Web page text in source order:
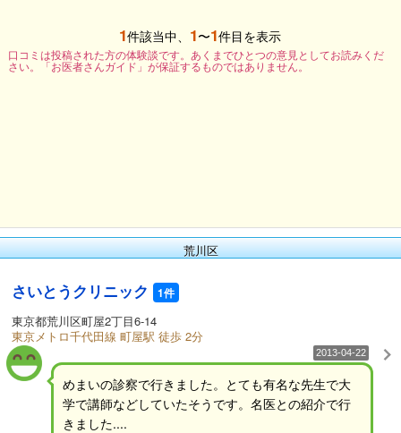
1件該当中、 1〜1件目を表示
口コミは投稿された方の体験談です。あくまでひとつの意見としてお読みくだ
さい。「お医者さんガイド」が保証するものではありません。
荒川区
さいとうクリニック 1件
東京都荒川区町屋2丁目6-14
東京メトロ千代田線 町屋駅 徒歩 2分
2013-04-22
めまいの診察で行きました。とても有名な先生で大
学で講師などしていたそうです。名医との紹介で行
きました....